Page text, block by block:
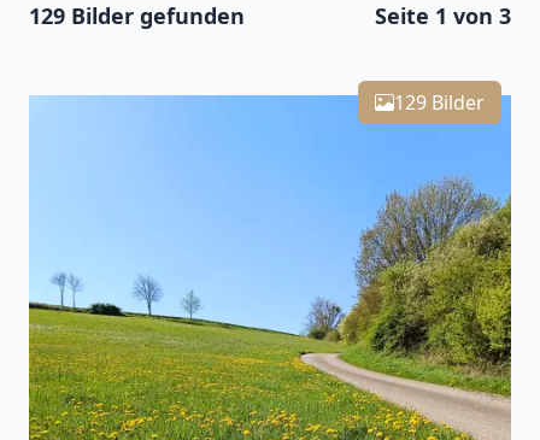
129 Bilder gefunden Seite 1 von 3
Zoomen mit Strg+Mausrad
+
129 Bilder